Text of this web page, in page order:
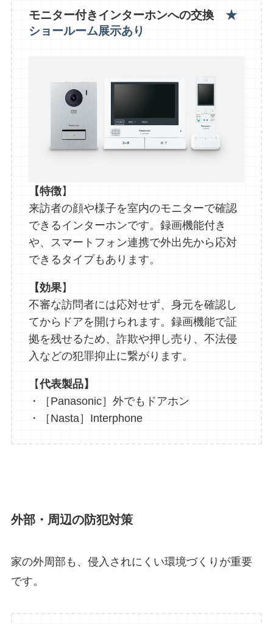
モニター付きインターホンへの交換 ★
ショールーム展示あり
【特徴】
来訪者の顔や様子を室内のモニターで確認
できるインターホンです。録画機能付き
や、スマートフォン連携で外出先から応対
できるタイプもあります。
【効果】
不審な訪問者には応対せず、身元を確認し
てからドアを開けられます。録画機能で証
拠を残せるため、詐欺や押し売り、不法侵
入などの犯罪抑止に繋がります。
【代表製品】
・［Panasonic］外でもドアホン
・［Nasta］Interphone
外部・周辺の防犯対策
家の外周部も、侵入されにくい環境づくりが重要
です。